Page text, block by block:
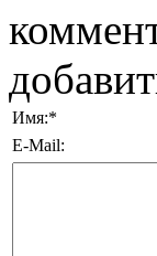
Имя:*
E-Mail: